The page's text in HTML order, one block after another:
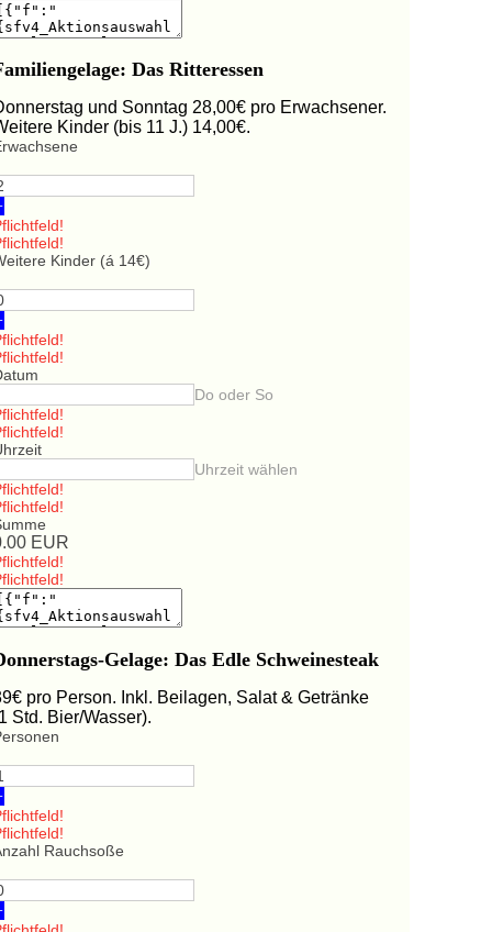
Das Ritteressen
und Sonntag 28,00€ pro Erwachsener.
Kinder (bis 11 J.) 14,00€.
Kinder (á 14€)
Do oder So
Uhrzeit wählen
EUR
Gelage: Das Edle Schweinesteak
pro Person. Inkl. Beilagen, Salat & Getränke
Std. Bier/Wasser).
Rauchsoße